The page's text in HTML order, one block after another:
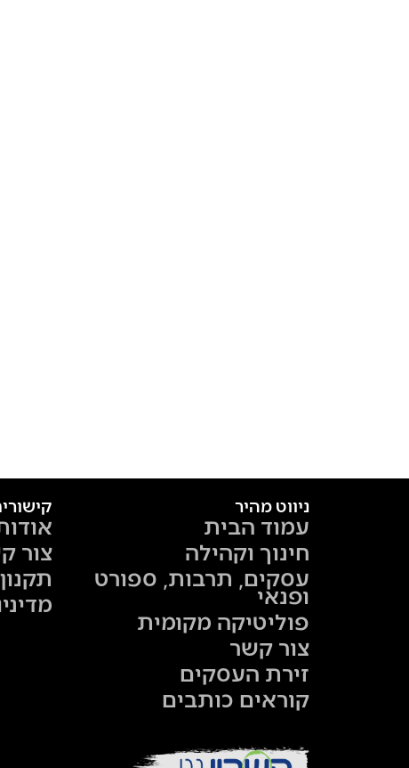
ניווט מהיר
עמוד הבית
חינוך וקהילה
עסקים, תרבות, ספורט
ופנאי
פוליטיקה מקומית
צור קשר
זירת העסקים
קוראים כותבים
צור